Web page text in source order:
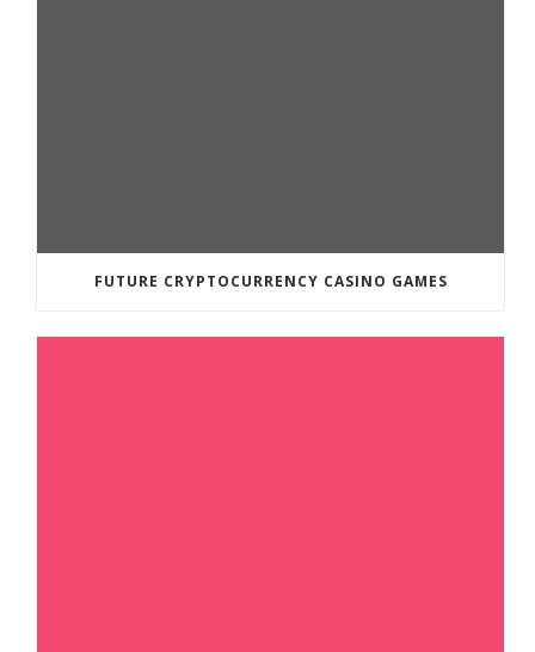
FUTURE CRYPTOCURRENCY CASINO GAMES